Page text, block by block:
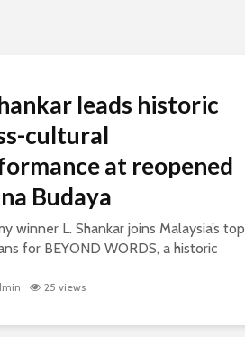
leads historic
cultural
at reopened
Budaya
winner L. Shankar joins Malaysia’s top
for BEYOND WORDS, a historic
collaboration.
25 views